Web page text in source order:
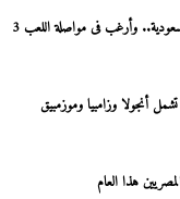
رونالدو: كنت أعلم أن بنزيما قادم للسعودية.. وأرغب فى مواصلة اللعب 3
أنجولا وزامبيا وموزمبيق
هذا العام